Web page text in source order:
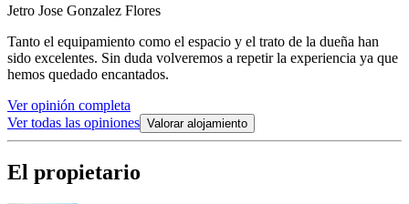
Jetro Jose Gonzalez Flores
Tanto el equipamiento como el espacio y el trato de la dueña han
sido excelentes. Sin duda volveremos a repetir la experiencia ya que
hemos quedado encantados.
Ver opinión completa
Ver todas las opiniones Valorar alojamiento
El propietario